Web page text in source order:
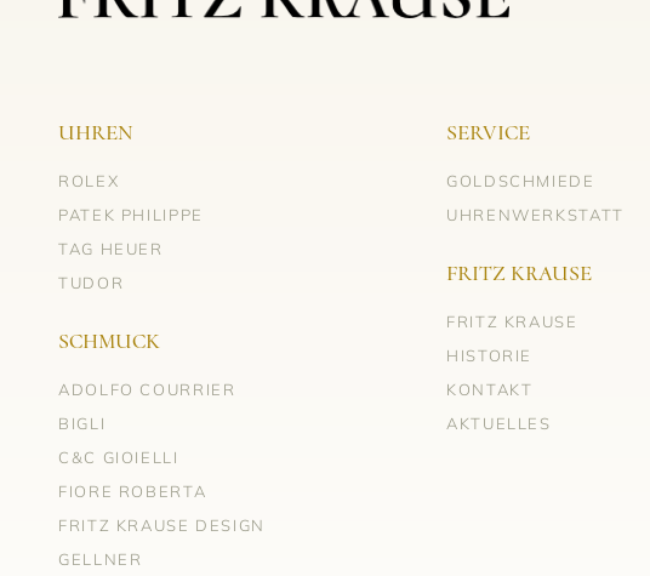
UHREN
ROLEX
PATEK PHILIPPE
TAG HEUER
TUDOR
SCHMUCK
ADOLFO COURRIER
BIGLI
C&C GIOIELLI
FIORE ROBERTA
FRITZ KRAUSE DESIGN
GELLNER
SERVICE
GOLDSCHMIEDE
UHRENWERKSTATT
FRITZ KRAUSE
FRITZ KRAUSE
HISTORIE
KONTAKT
AKTUELLES